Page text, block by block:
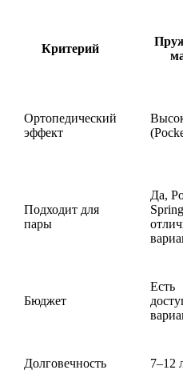
Критерий
Ортопедический
эффект
Подходит для
пары
Да,
Бюджет
Есть
Долговечность 7–12